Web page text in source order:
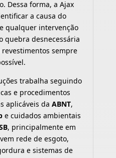
Dessa forma, a Ajax
a causa do
qualquer intervenção
quebra desnecessária
sempre
trabalha seguindo
e procedimentos
aplicáveis daABNT,
e cuidados ambientais
, principalmente em
rede de esgoto,
e sistemas de